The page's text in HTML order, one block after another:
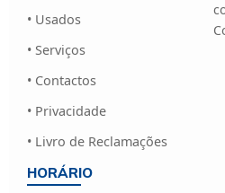
• Usados
• Serviços
• Contactos
• Privacidade
• Livro de Reclamações
HORÁRIO